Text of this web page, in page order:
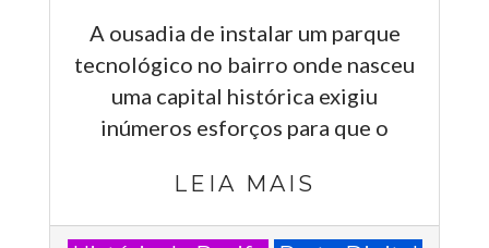
A ousadia de instalar um parque
tecnológico no bairro onde nasceu
uma capital histórica exigiu
inúmeros esforços para que o
LEIA MAIS
2025-